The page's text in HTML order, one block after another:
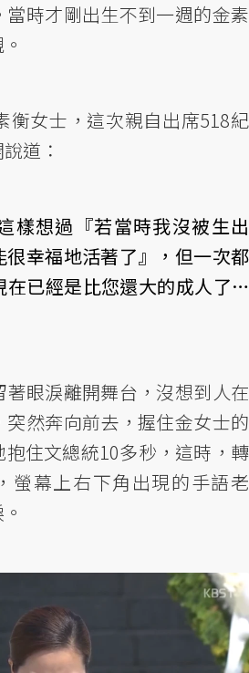
時才剛出生不到一週的金素
衡女士，這次親自出席518紀
道：
樣想過『若當時我沒被生出
幸福地活著了』，但一次都
在已經是比您還大的成人了…
眼淚離開舞台，沒想到人在
然奔向前去，握住金女士的
住文總統10多秒，這時，轉
螢幕上右下角出現的手語老